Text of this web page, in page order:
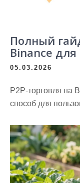
Полный
Binance
05.03.2026
P2P‑торговля на
способ для